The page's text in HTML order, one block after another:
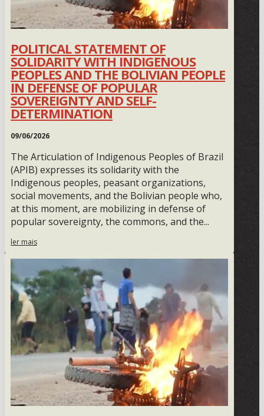
POLITICAL STATEMENT OF
SOLIDARITY WITH INDIGENOUS
PEOPLES AND THE BOLIVIAN PEOPLE
IN DEFENSE OF POPULAR
SOVEREIGNTY AND SELF-
DETERMINATION
09/06/2026
The Articulation of Indigenous Peoples of Brazil
(APIB) expresses its solidarity with the
Indigenous peoples, peasant organizations,
social movements, and the Bolivian people who,
at this moment, are mobilizing in defense of
popular sovereignty, the commons, and the...
ler mais